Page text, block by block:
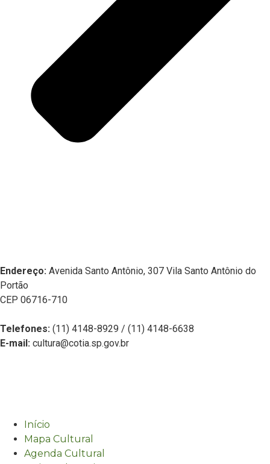
Endereço: Avenida Santo Antônio, 307 Vila Santo Antônio do
Portão
CEP 06716-710
Telefones: (11) 4148-8929 / (11) 4148-6638
E-mail: cultura@cotia.sp.gov.br
Início
Mapa Cultural
Agenda Cultural